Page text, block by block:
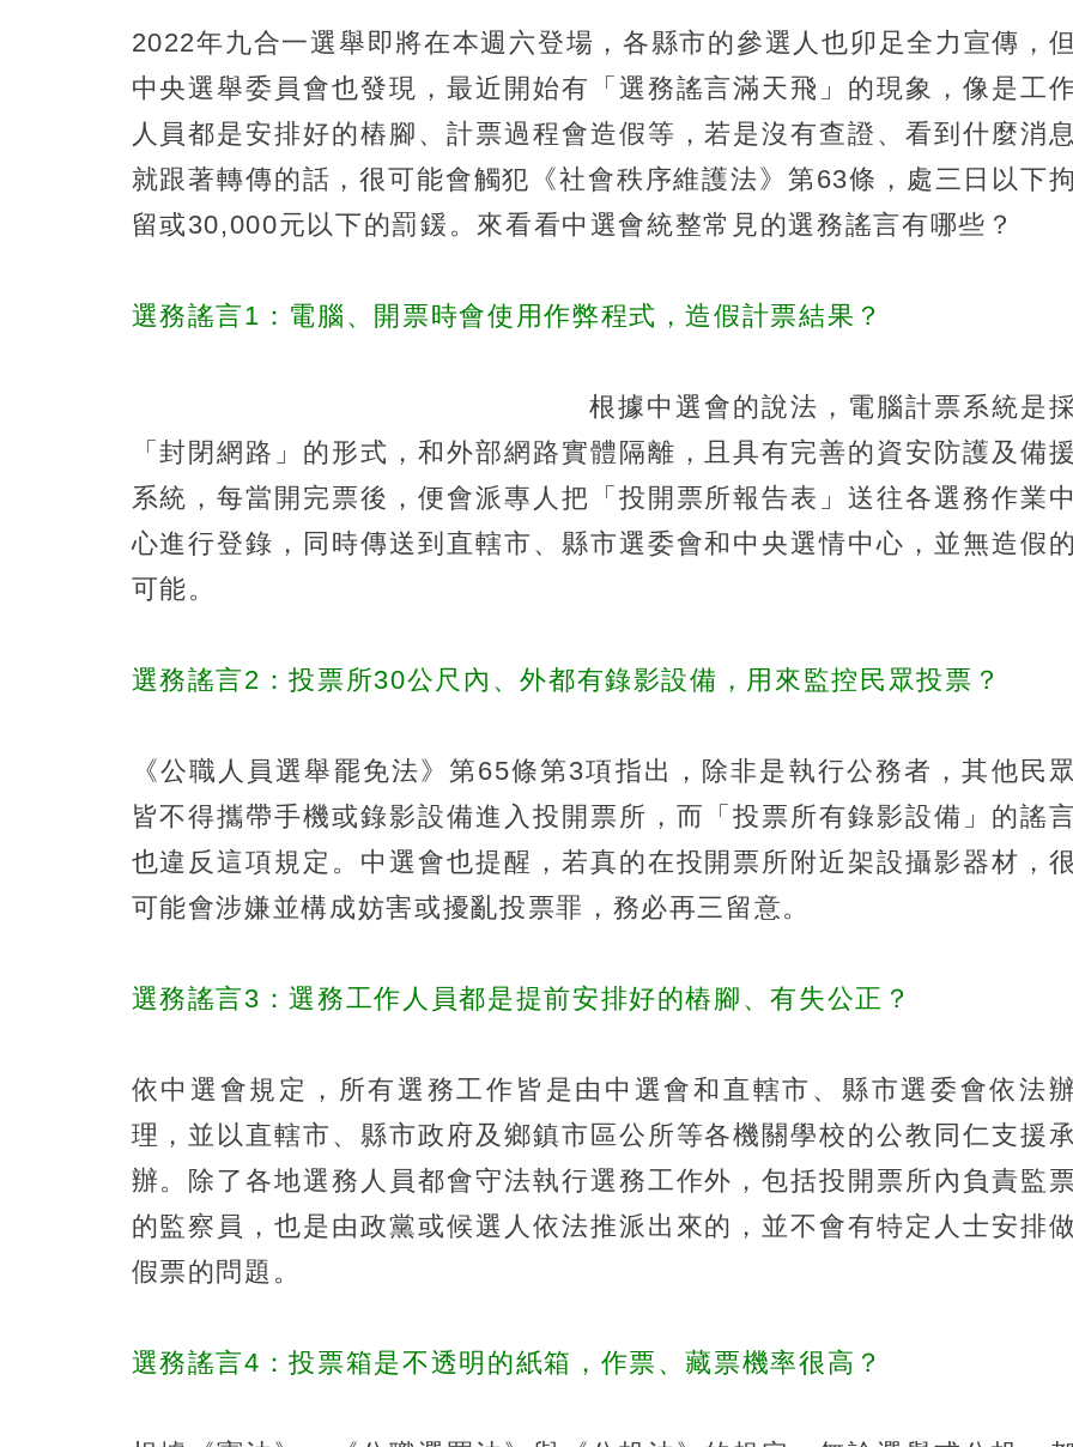
2022年九合一選舉即將在本週六登場，各縣市的參選人也卯足全力宣傳，但
中央選舉委員會也發現，最近開始有「選務謠言滿天飛」的現象，像是工
人員都是安排好的樁腳、計票過程會造假等，若是沒有查證、看到什麼消息
就跟著轉傳的話，很可能會觸犯《社會秩序維護法》第63條，處三日以下拘
留或30,000元以下的罰鍰。來看看中選會統整常見的選務謠言有哪些？
選務謠言1：電腦、開票時會使用作弊程式，造假計票結果？
根據中選會的說法，電腦計票系統是採
「封閉網路」的形式，和外部網路實體隔離，且具有完善的資安防護及備援
系統，每當開完票後，便會派專人把「投開票所報告表」送往各選務作業中
心進行登錄，同時傳送到直轄市、縣市選委會和中央選情中心，並無造假的
可能。
選務謠言2：投票所30公尺內、外都有錄影設備，用來監控民眾投票？
《公職人員選舉罷免法》第65條第3項指出，除非是執行公務者，其他民眾
皆不得攜帶手機或錄影設備進入投開票所，而「投票所有錄影設備」的謠言
也違反這項規定。中選會也提醒，若真的在投開票所附近架設攝影器材，很
可能會涉嫌並構成妨害或擾亂投票罪，務必再三留意。
選務謠言3：選務工作人員都是提前安排好的樁腳、有失公正？
依中選會規定，所有選務工作皆是由中選會和直轄市、縣市選委會依法辦
理，並以直轄市、縣市政府及鄉鎮市區公所等各機關學校的公教同仁支援承
辦。除了各地選務人員都會守法執行選務工作外，包括投開票所內負責監票
的監察員，也是由政黨或候選人依法推派出來的，並不會有特定人士安排做
假票的問題。
選務謠言4：投票箱是不透明的紙箱，作票、藏票機率很高？